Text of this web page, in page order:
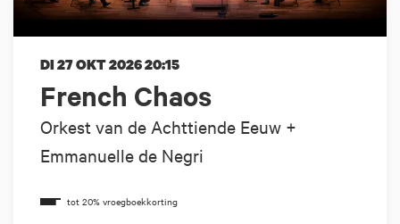
French Chaos
Orkest van de Achttiende Eeuw +
Emmanuelle de Negri
DI 27 OKT 202620:15